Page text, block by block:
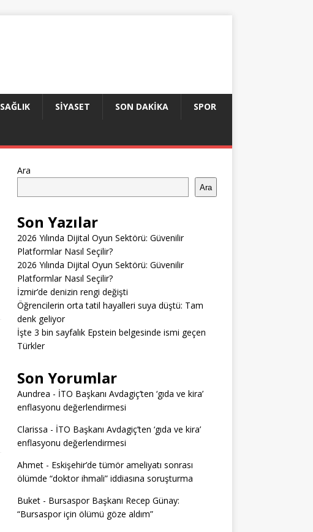
SAĞLIK SIYASET SON DAKIKA SPOR
Ara
Ara
Son Yazılar
2026 Yılında Dijital Oyun Sektörü: Güvenilir
Platformlar Nasıl Seçilir?
2026 Yılında Dijital Oyun Sektörü: Güvenilir
Platformlar Nasıl Seçilir?
İzmir’de denizin rengi değişti
Öğrencilerin orta tatil hayalleri suya düştü: Tam
denk geliyor
İşte 3 bin sayfalık Epstein belgesinde ismi geçen
Türkler
Son Yorumlar
Aundrea - İTO Başkanı Avdagiç’ten ‘gıda ve kira’
enflasyonu değerlendirmesi
Clarissa - İTO Başkanı Avdagiç’ten ‘gıda ve kira’
enflasyonu değerlendirmesi
Ahmet- Eskişehir’de tümör ameliyatı sonrası
ölümde “doktor ihmali” iddiasına soruşturma
Buket- Bursaspor Başkanı Recep Günay:
“Bursaspor için ölümü göze aldım”